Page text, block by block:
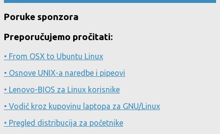
Poruke sponzora
Preporučujemo pročitati:
• From OSX to Ubuntu Linux
• Osnove UNIX-a naredbe i pipeovi
• Lenovo-BIOS za Linux korisnike
• Vodič kroz kupovinu laptopa za GNU/Linux
• Pregled distribucija za početnike